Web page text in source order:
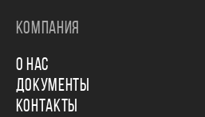
КОМПАНИЯ
О НАС
ДОКУМЕНТЫ
КОНТАКТЫ